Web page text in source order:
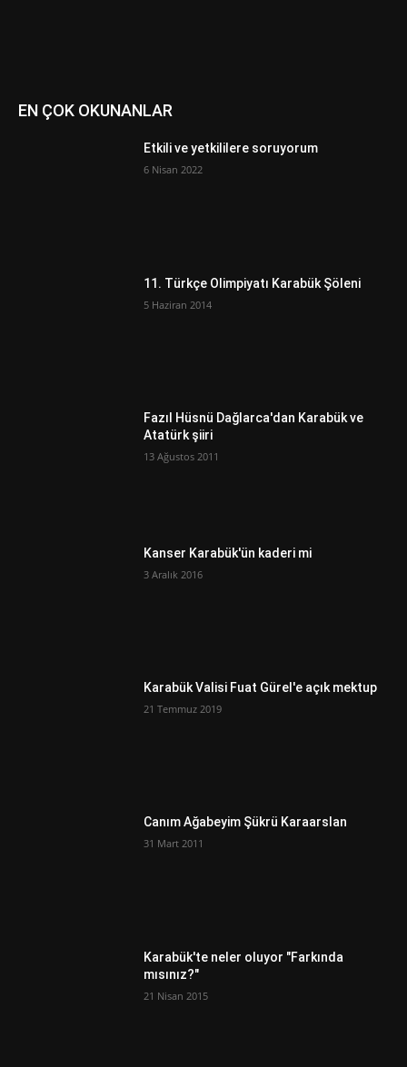
EN ÇOK OKUNANLAR
Etkili ve yetkililere soruyorum
6 Nisan 2022
11. Türkçe Olimpiyatı Karabük Şöleni
5 Haziran 2014
Fazıl Hüsnü Dağlarca'dan Karabük ve
Atatürk şiiri
13 Ağustos 2011
Kanser Karabük'ün kaderi mi
3 Aralık 2016
Karabük Valisi Fuat Gürel'e açık mektup
21 Temmuz 2019
Canım Ağabeyim Şükrü Karaarslan
31 Mart 2011
Karabük'te neler oluyor "Farkında
mısınız?"
21 Nisan 2015